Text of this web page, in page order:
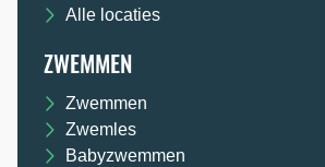
Alle locaties
ZWEMMEN
Zwemmen
Zwemles
Babyzwemmen